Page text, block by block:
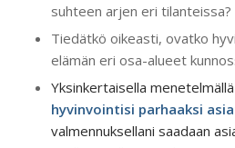
suhteen arjen eri tilanteissa?
Tiedätkö oikeasti, ovatko
elämän eri osa-alueet
Yksinkertaisella
hyvinvointisi parhaaksi
valmennuksellani saadaan